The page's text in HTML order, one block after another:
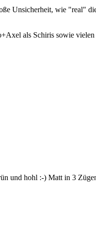
Unsicherheit, wie "real"
als Schiris sowie
und hohl :-) Matt in 3